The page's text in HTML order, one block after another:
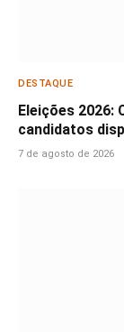
DESTAQUE
Eleições 2026:
candidatos
7 de agosto de 2026